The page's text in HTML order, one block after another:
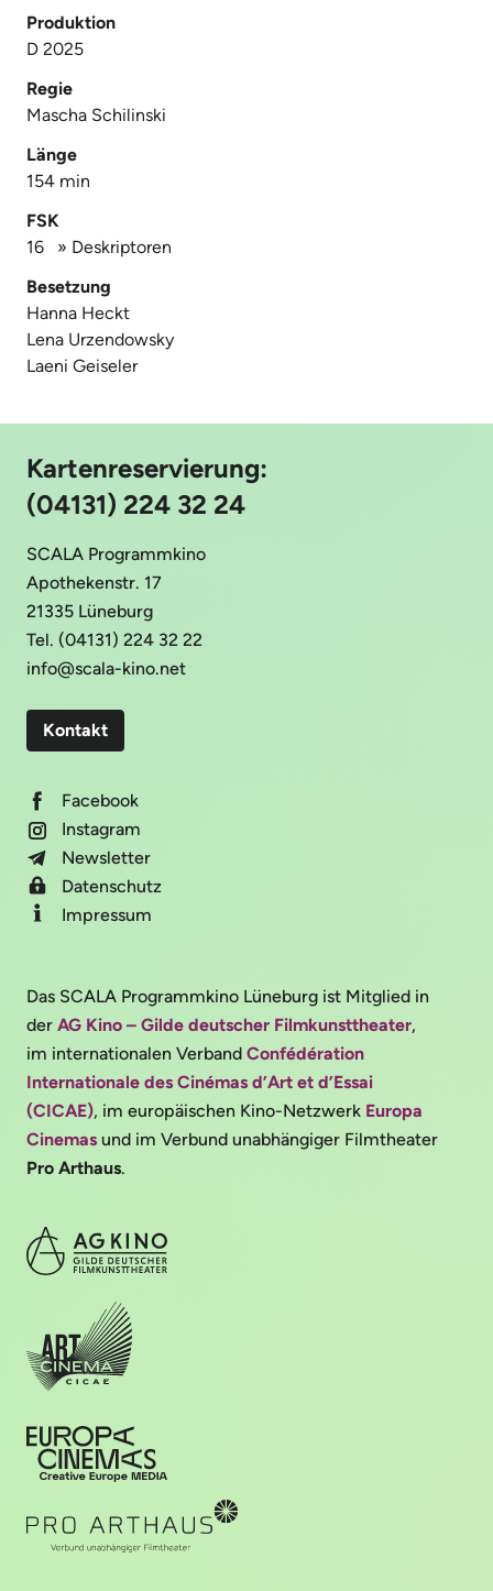
Produktion
D 2025
Regie
Mascha Schilinski
Länge
154 min
FSK
16
» Deskriptoren
Besetzung
Hanna Heckt
Lena Urzendowsky
Laeni Geiseler
Kartenreservierung:
(04131) 224 32 24
SCALA Programmkino
Apothekenstr. 17
21335 Lüneburg
Tel. (04131) 224 32 22
info@scala-kino.net
Kontakt
Facebook
Instagram
Newsletter
Datenschutz
Impressum
Das SCALA Programmkino Lüneburg ist Mitglied in
der AG Kino – Gilde deutscher Filmkunsttheater,
im internationalen Verband Confédération
Internationale des Cinémas d’Art et d’Essai
(CICAE), im europäischen Kino-Netzwerk Europa
Cinemas und im Verbund unabhängiger Filmtheater
Pro Arthaus.